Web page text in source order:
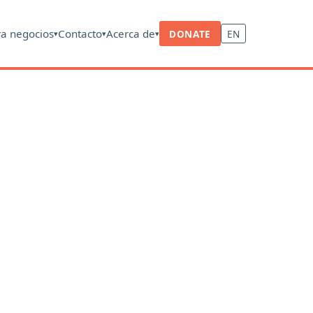
negocios▾Contacto▾Acerca de▾ DONATE EN